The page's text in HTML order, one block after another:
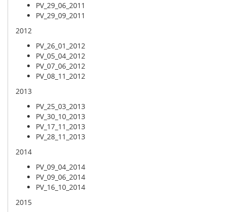
PV_29_06_2011
PV_29_09_2011
2012
PV_26_01_2012
PV_05_04_2012
PV_07_06_2012
PV_08_11_2012
2013
PV_25_03_2013
PV_30_10_2013
PV_17_11_2013
PV_28_11_2013
2014
PV_09_04_2014
PV_09_06_2014
PV_16_10_2014
2015